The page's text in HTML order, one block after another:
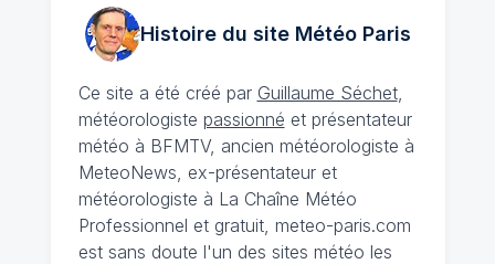
Histoire du site MétéoParis
Ce site a été créé par Guillaume Séchet,
météorologiste passionné et présentateur
météo à BFMTV, ancien météorologiste à
MeteoNews, ex-présentateur et
météorologiste à La Chaîne Météo
Professionnel et gratuit, meteo-paris.com
est sans doute l'un des sites météo les